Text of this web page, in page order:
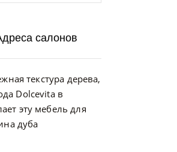
текстура дерева,
Dolcevita в
эту мебель для
дуба
салонов